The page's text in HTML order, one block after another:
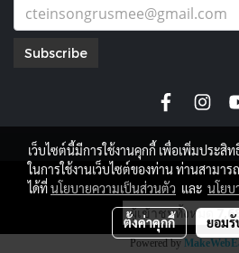
Subscribe
copyright
ผู้เข้าชมทั้งหมด
Powered by
เว็บไซต์นี้มีการใช้งานคุกกี้ เพื่อเพิ่มประ
ในการใช้งานเว็บไซต์ของท่าน ท่านสามาร
ได้ที่นโยบายความเป็นส่วนตัว และ นโยบ
ตั้งค่าคุกกี้ ยอม